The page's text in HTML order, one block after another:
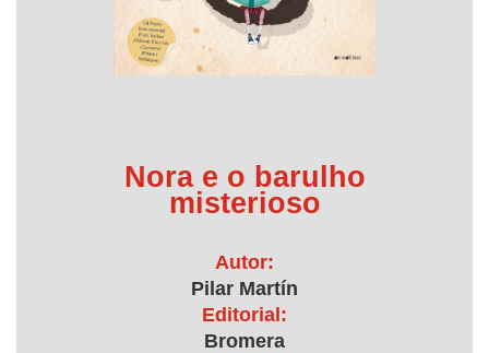
Nora e o barulho
misterioso
Autor:
Pilar Martín
Editorial:
Bromera